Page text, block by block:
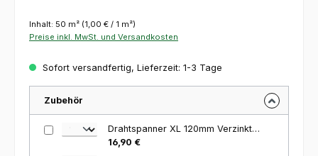
Inhalt: 50 m² (1,00 € / 1 m²)
Preise inkl. MwSt. und Versandkosten
Sofort versandfertig, Lieferzeit: 1-3 Tage
Zubehör
Drahtspanner XL 120mm Verzinkt für die Zaunmontage
16,90 €